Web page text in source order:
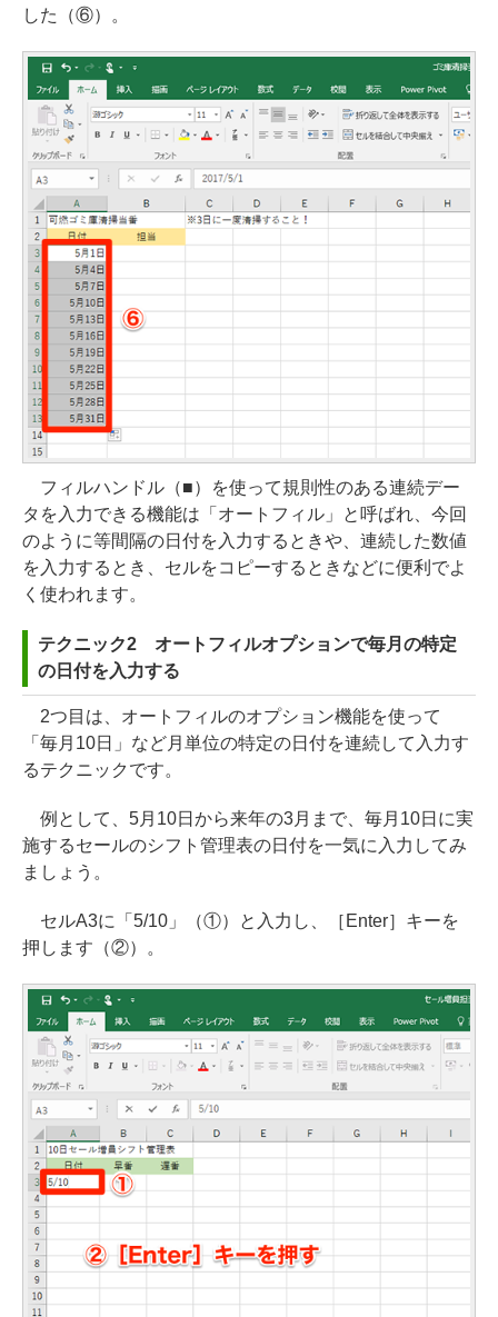
した（⑥）。
フィルハンドル（■）を使って規則性のある連続デー
タを入力できる機能は「オートフィル」と呼ばれ、今回
のように等間隔の日付を入力するときや、連続した数値
を入力するとき、セルをコピーするときなどに便利でよ
く使われます。
テクニック2 オートフィルオプションで毎月の特定
の日付を入力する
2つ目は、オートフィルのオプション機能を使って
「毎月10日」など月単位の特定の日付を連続して入力す
るテクニックです。
例として、5月10日から来年の3月まで、毎月10日に実
施するセールのシフト管理表の日付を一気に入力してみ
ましょう。
セルA3に「5/10」（①）と入力し、［Enter］キーを
押します（②）。